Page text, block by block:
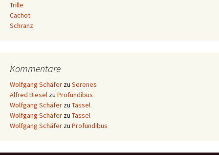
Trille
Cachot
Schranz
Kommentare
Wolfgang Schäfer zu Serenes
Alfred Biesel zu Profundibus
Wolfgang Schäfer zu Tassel
Wolfgang Schäfer zu Tassel
Wolfgang Schäfer zu Profundibus